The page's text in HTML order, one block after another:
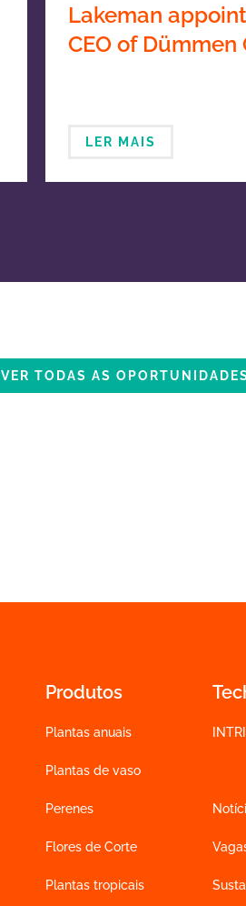
Lakeman
CEO of Dümmen
LER MAIS
VER TODAS AS
Produtos
Plantas anuais
Plantas de vaso
Perenes
Flores de Corte
Plantas tropicais